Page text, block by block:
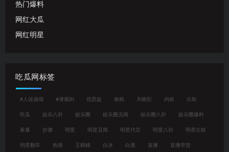
热门爆料
网红大瓜
网红明星
吃瓜网标签
#人设崩塌 #潜规则 优思益 偷税 关晓彤 内娱 出轨
吃瓜 娱乐八卦 娱乐圈 娱乐圈丑闻 娱乐圈八卦 娱乐圈爆料
家暴 抄袭 明星 明星丑闻 明星代言 明星八卦 明星出轨
明星翻车 热搜 王鹤棣 白冰 白鹿 直播 直播带货